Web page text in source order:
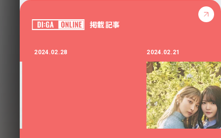
掲載記事
2024.02.28 2024.02.21